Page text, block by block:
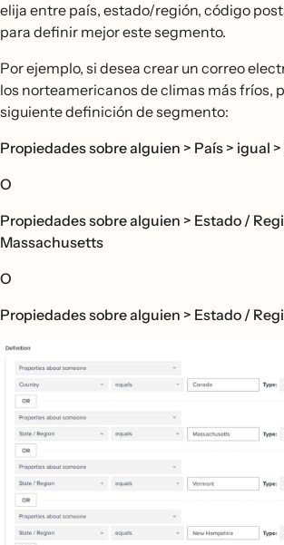
elija entre país, estado/región, código
para definir mejor este segmento.
Por ejemplo, si desea crear un correo
los norteamericanos de climas más fríos,
siguiente definición de segmento:
Propiedades sobre alguien > País > igual
O
Propiedades sobre alguien > Estado /
Massachusetts
O
Propiedades sobre alguien > Estado /